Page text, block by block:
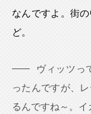
なんですよ。街
ど。
ヴィッツっ
ったんですが、
るんですね～。イ